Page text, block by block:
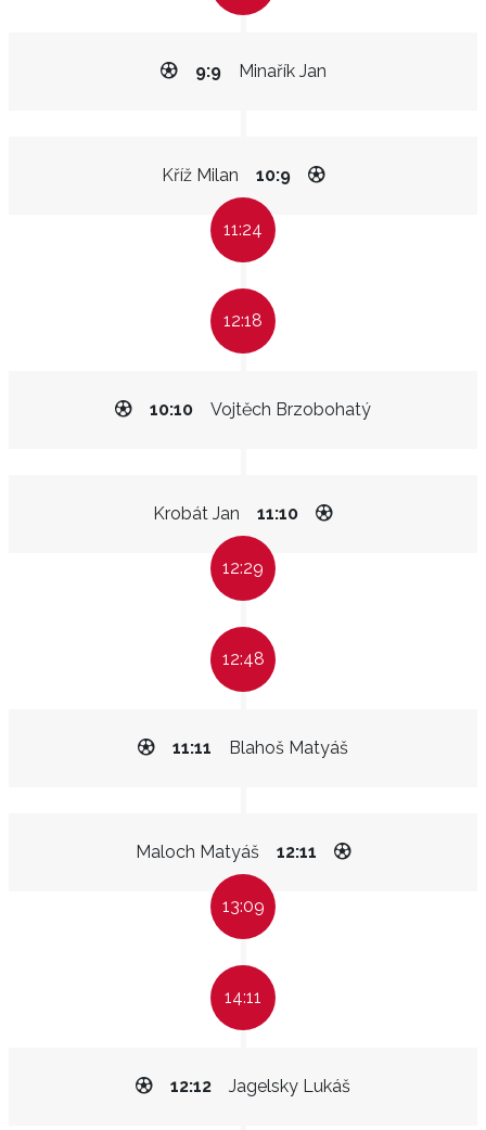
Minařík Jan
9:9
Kříž Milan 10:9
11:24
12:18
Vojtěch Brzobohatý
10:10
Krobát Jan 11:10
12:29
12:48
Blahoš Matyáš
11:11
Maloch Matyáš 12:11
13:09
14:11
Jagelsky Lukáš
12:12